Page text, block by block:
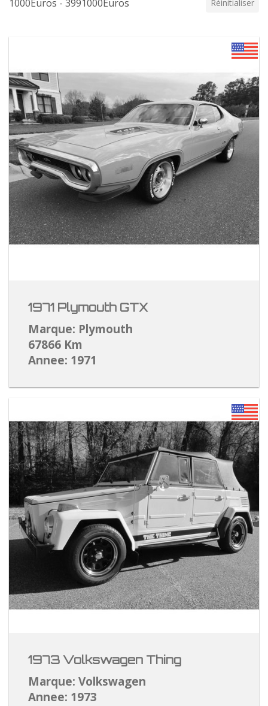
1000Euros - 3991000Euros Réinitialiser
1971 Plymouth GTX
Marque: Plymouth
67866 Km
Annee: 1971
1973 Volkswagen Thing
Marque: Volkswagen
Annee: 1973